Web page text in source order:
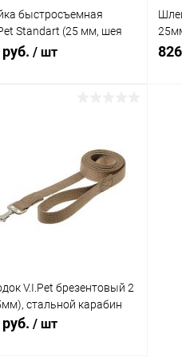
быстросъемная
Standart (25 мм, шея
55-65 см),
/ шт
Сравнение
В избранное В наличии
92
V.I.Pet брезентовый 2
стальной карабин
/ шт